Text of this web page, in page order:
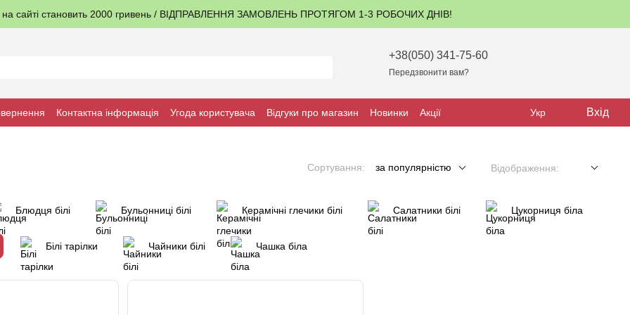
на сайті становить 2000 гривень / ВІДПРАВЛЕННЯ ЗАМОВЛЕНЬ ПРОТЯГОМ 1-3 РОБОЧИХ ДНІВ!
+38(050) 341-75-60
Передзвонити вам?
Контактна інформація Угода користувача Відгуки про магазин Новинки Акції Укр Вхід
Сортування: за популярністю Відображення:
Блюдця білі Бульонниці білі Керамічні глечики білі Салатники білі Цукорниця біла
Білі тарілки Чайники білі Чашка біла